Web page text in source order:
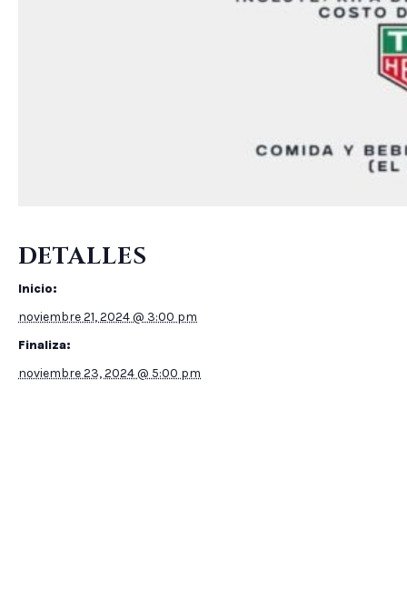
DETALLES
Inicio:
noviembre 21, 2024 @ 3:00 pm
Finaliza:
noviembre 23, 2024 @ 5:00 pm